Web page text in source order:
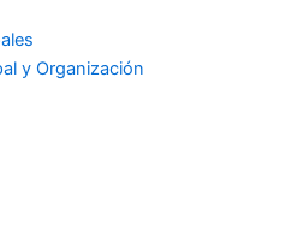
y Organización